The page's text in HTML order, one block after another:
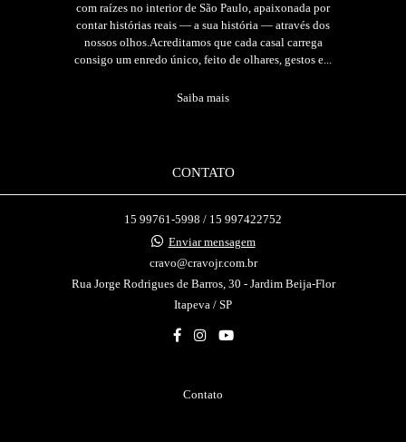
com raízes no interior de São Paulo, apaixonada por
contar histórias reais — a sua história — através dos
nossos olhos.Acreditamos que cada casal carrega
consigo um enredo único, feito de olhares, gestos e...
Saiba mais
CONTATO
15 99761-5998 / 15 997422752
Enviar mensagem
cravo@cravojr.com.br
Rua Jorge Rodrigues de Barros, 30 - Jardim Beija-Flor
Itapeva / SP
Contato